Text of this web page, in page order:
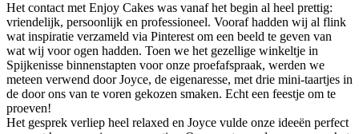
Het contact met Enjoy Cakes was vanaf het begin al heel prettig:
vriendelijk, persoonlijk en professioneel. Vooraf hadden wij al flink
wat inspiratie verzameld via Pinterest om een beeld te geven van
wat wij voor ogen hadden. Toen we het gezellige winkeltje in
Spijkenisse binnenstapten voor onze proefafspraak, werden we
meteen verwend door Joyce, de eigenaresse, met drie mini-taartjes in
de door ons van te voren gekozen smaken. Echt een feestje om te
proeven!
Het gesprek verliep heel relaxed en Joyce vulde onze ideeën perfect